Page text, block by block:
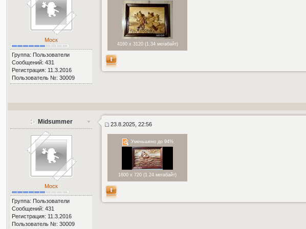
Моск
Группа: Пользователи
Сообщений: 431
Регистрация: 11.3.2016
Пользователь №: 30009
4160 x 3120 (1.34 мегабайт)
Midsummer
Моск
Группа: Пользователи
Сообщений: 431
Регистрация: 11.3.2016
Пользователь №: 30009
23.8.2025, 22:56
Уменьшено до 94%
1600 x 720 (1.24 мегабайт)